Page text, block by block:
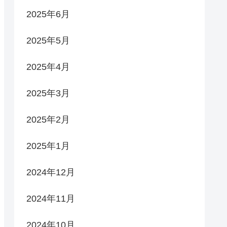
2025年6月
2025年5月
2025年4月
2025年3月
2025年2月
2025年1月
2024年12月
2024年11月
2024年10月